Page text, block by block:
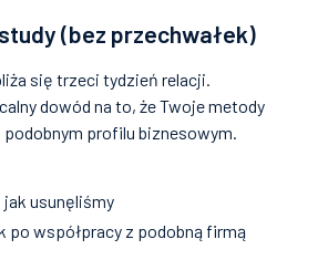
(bez przechwałek)
się trzeci tydzień relacji.
dowód na to, że Twoje metody
podobnym profilu biznesowym.
jak usunęliśmy
po współpracy z podobną firmą